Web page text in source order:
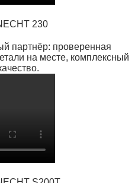
230
партнёр: проверенная
на месте, комплексный